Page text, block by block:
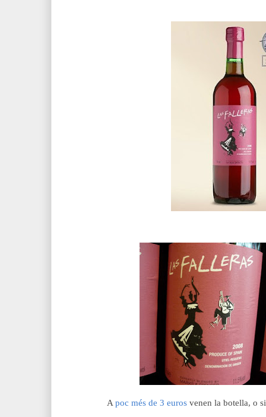
A poc més de 3 euros venen la botella, o